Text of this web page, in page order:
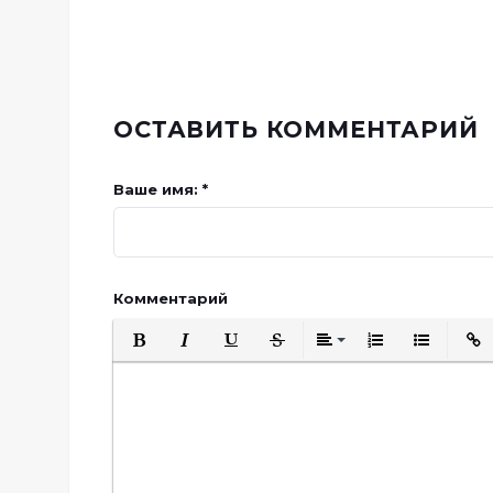
ОСТАВИТЬ КОММЕНТАРИЙ
Ваше имя: *
Комментарий
Полужирный
КурсивПодчеркнутый
Зачеркнутый